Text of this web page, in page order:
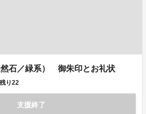
石／緑系） 御朱印とお礼状
残り22
支援終了